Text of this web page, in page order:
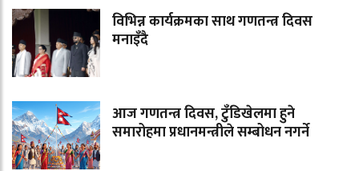
विभिन्न कार्यक्रमका साथ गणतन्त्र दिवस
मनाइँदै
आज गणतन्त्र दिवस, टुँडिखेलमा हुने
समारोहमा प्रधानमन्त्रीले सम्बोधन नगर्ने